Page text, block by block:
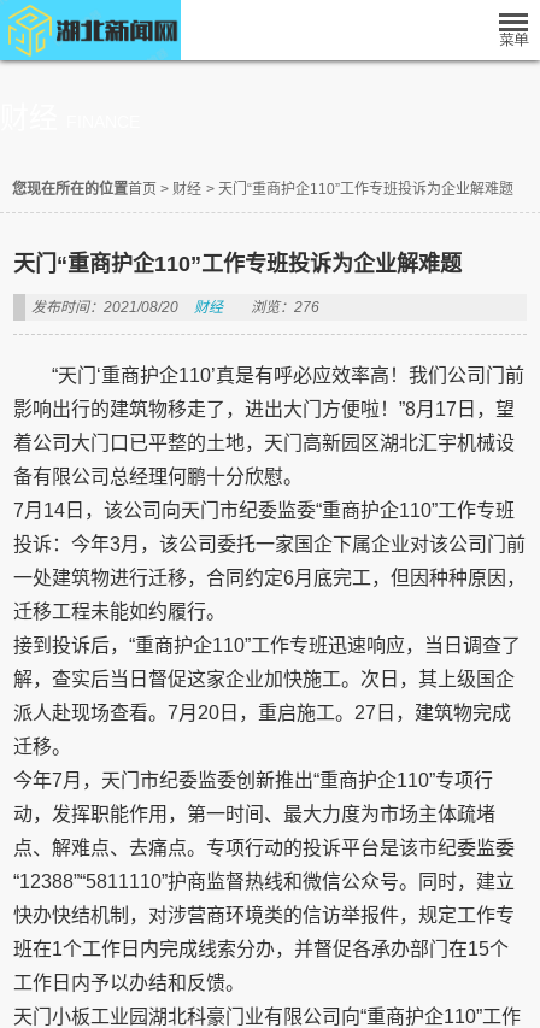
您现在所在的位置首页 > 财经 > 天门“重商护企110”工作专班投诉为企业解难题
天门“重商护企110”工作专班投诉为企业解难题
发布时间：2021/08/20 财经 浏览：276
“天门‘重商护企110’真是有呼必应效率高！我们公司门前
影响出行的建筑物移走了，进出大门方便啦！”8月17日，望
着公司大门口已平整的土地，天门高新园区湖北汇宇机械设
备有限公司总经理何鹏十分欣慰。
7月14日，该公司向天门市纪委监委“重商护企110”工作专班
投诉：今年3月，该公司委托一家国企下属企业对该公司门前
一处建筑物进行迁移，合同约定6月底完工，但因种种原因，
迁移工程未能如约履行。
接到投诉后，“重商护企110”工作专班迅速响应，当日调查了
解，查实后当日督促这家企业加快施工。次日，其上级国企
派人赴现场查看。7月20日，重启施工。27日，建筑物完成
迁移。
今年7月，天门市纪委监委创新推出“重商护企110”专项行
动，发挥职能作用，第一时间、最大力度为市场主体疏堵
点、解难点、去痛点。专项行动的投诉平台是该市纪委监委
“12388”“5811110”护商监督热线和微信公众号。同时，建立
快办快结机制，对涉营商环境类的信访举报件，规定工作专
班在1个工作日内完成线索分办，并督促各承办部门在15个
工作日内予以办结和反馈。
天门小板工业园湖北科豪门业有限公司向“重商护企110”工作